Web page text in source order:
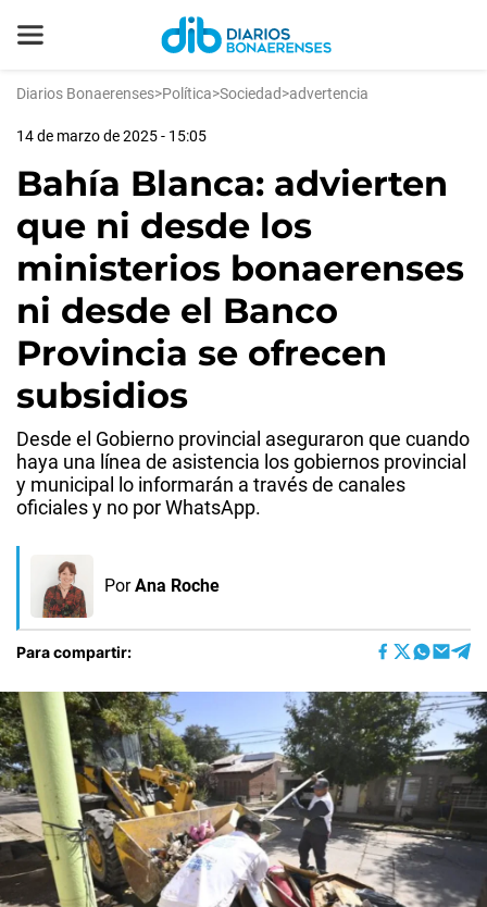
Diarios Bonaerenses>Política>Sociedad>advertencia
14 de marzo de 2025 - 15:05
Bahía Blanca: advierten
que ni desde los
ministerios bonaerenses
ni desde el Banco
Provincia se ofrecen
subsidios
Desde el Gobierno provincial aseguraron que cuando
haya una línea de asistencia los gobiernos provincial
y municipal lo informarán a través de canales
oficiales y no por WhatsApp.
Por Ana Roche
Para compartir: